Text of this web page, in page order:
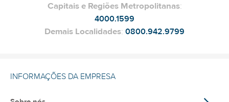
Capitais e Regiões Metropolitanas:
4000.1599
Demais Localidades: 0800.942.9799
INFORMAÇÕES DA EMPRESA